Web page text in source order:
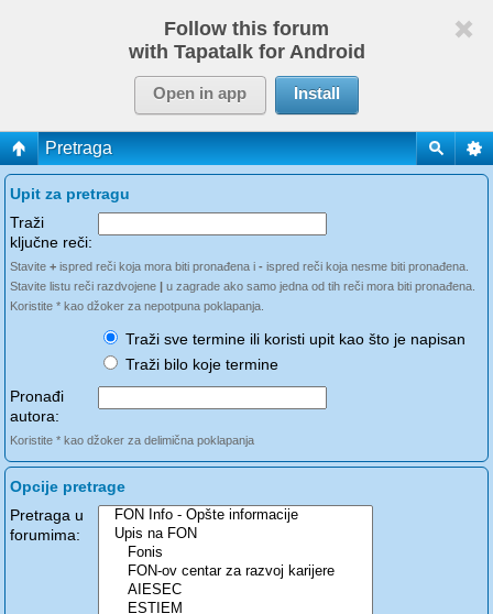
Follow this forum
with Tapatalk for Android
Open in app Install
Pretraga
Upit za pretragu
Traži
ključne reči:
Stavite + ispred reči koja mora biti pronađena i - ispred reči koja nesme biti pronađena.
Stavite listu reči razdvojene | u zagrade ako samo jedna od tih reči mora biti pronađena.
Koristite * kao džoker za nepotpuna poklapanja.
Traži sve termine ili koristi upit kao što je napisan
Traži bilo koje termine
Pronađi
autora:
Koristite * kao džoker za delimična poklapanja
Opcije pretrage
Pretraga u
forumima: